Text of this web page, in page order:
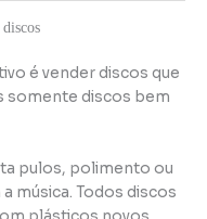
é vender discos que
somente discos bem
pulos, polimento ou
música. Todos discos